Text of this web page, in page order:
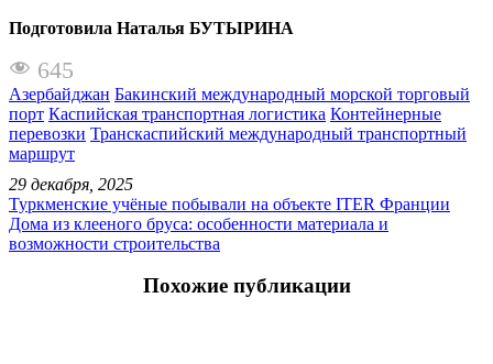
Подготовила Наталья БУТЫРИНА
645
Азербайджан Бакинский международный морской торговый
порт Каспийская транспортная логистика Контейнерные
перевозки Транскаспийский международный транспортный
маршрут
29 декабря, 2025
Туркменские учёные побывали на объекте ITER Франции
Дома из клееного бруса: особенности материала и
возможности строительства
Похожие публикации